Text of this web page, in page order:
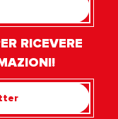
RICEVERE